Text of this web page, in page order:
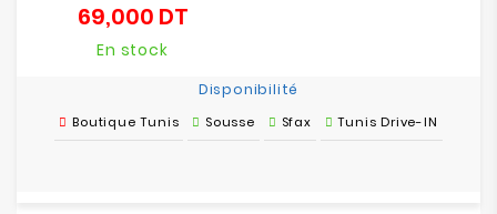
69,000 DTPrix
En stock
Disponibilité
Boutique Tunis Sousse Sfax Tunis Drive-IN